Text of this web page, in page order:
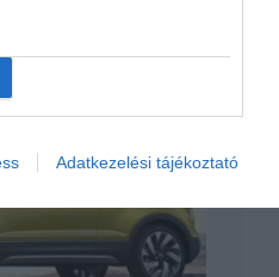
Adatkezelési tájékoztató